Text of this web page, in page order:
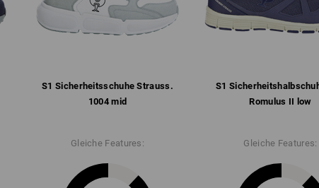
SR, antistatisch, kraftstoffbeständig (FO) und hitzebeständig
Klicken Sie auf den Button "Datenblatt" für weitere Informationen.
S1 Sicherheits­schuhe Strauss.​
1004 mid
S1
Romulus II low
Gleiche Features: Gleiche Features: